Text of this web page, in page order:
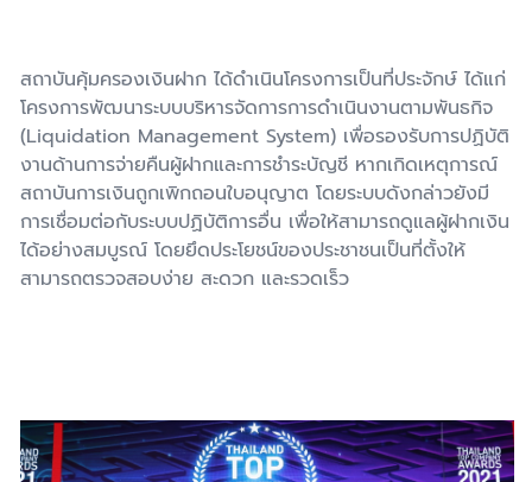
สถาบันคุ้มครองเงินฝาก ได้ดำเนินโครงการเป็นที่ประจักษ์ ได้แก่
โครงการพัฒนาระบบบริหารจัดการการดำเนินงานตามพันธกิจ
(Liquidation Management System) เพื่อรองรับการปฏิบัติ
งานด้านการจ่ายคืนผู้ฝากและการชำระบัญชี หากเกิดเหตุการณ์
สถาบันการเงินถูกเพิกถอนใบอนุญาต โดยระบบดังกล่าวยังมี
การเชื่อมต่อกับระบบปฏิบัติการอื่น เพื่อให้สามารถดูแลผู้ฝากเงิน
ได้อย่างสมบูรณ์ โดยยึดประโยชน์ของประชาชนเป็นที่ตั้งให้
สามารถตรวจสอบง่าย สะดวก และรวดเร็ว